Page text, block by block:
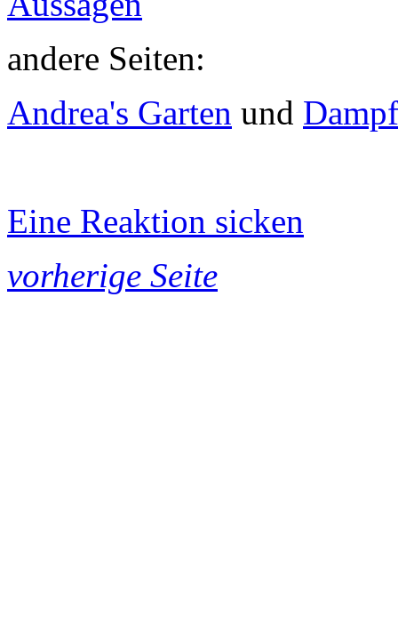
andere Seiten:
Andrea's Garten und
Eine Reaktion sicken
vorherige Seite